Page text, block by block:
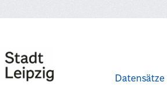
Datensätze